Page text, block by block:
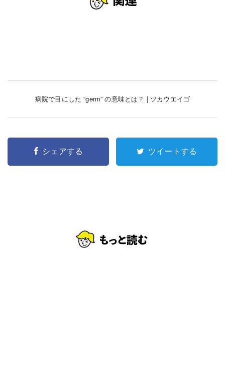
病院で目にした “germ” の意味とは？ | ツカウエイゴ
シェアする ツイートする